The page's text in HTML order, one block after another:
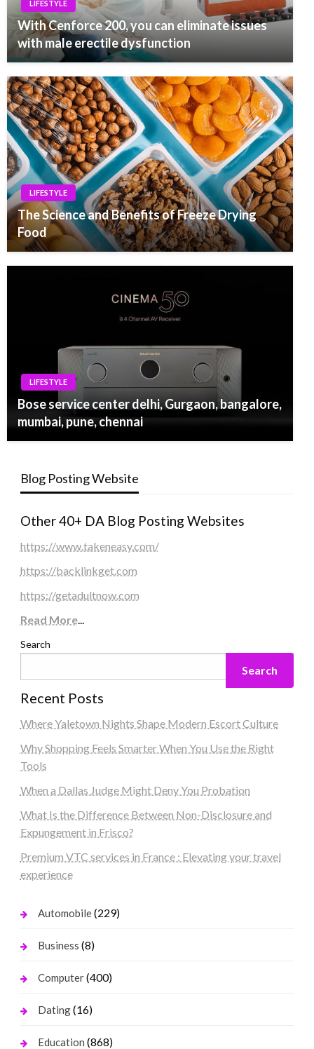
LIFESTYLE
With Cenforce 200, you can eliminate issues
with male erectile dysfunction
LIFESTYLE
The Science and Benefits of Freeze Drying
Food
LIFESTYLE
Bose service center delhi, Gurgaon, bangalore,
mumbai, pune, chennai
Blog Posting Website
Other 40+ DA Blog Posting Websites
https://www.takeneasy.com/
https://backlinkget.com
https://getadultnow.com
Read More...
Search
Search
Recent Posts
Where Yaletown Nights Shape Modern Escort Culture
Why Shopping Feels Smarter When You Use the Right
Tools
When a Dallas Judge Might Deny You Probation
What Is the Difference Between Non-Disclosure and
Expungement in Frisco?
Premium VTC services in France : Elevating your travel
experience
Automobile(229)
Business (8)
Computer(400)
Dating(16)
Education (868)